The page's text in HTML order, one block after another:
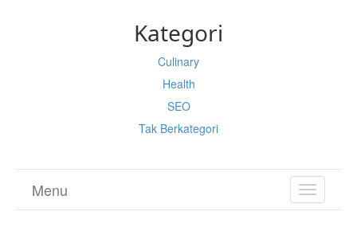
Kategori
Culinary
Health
SEO
Tak Berkategori
TOGGLE
Menu